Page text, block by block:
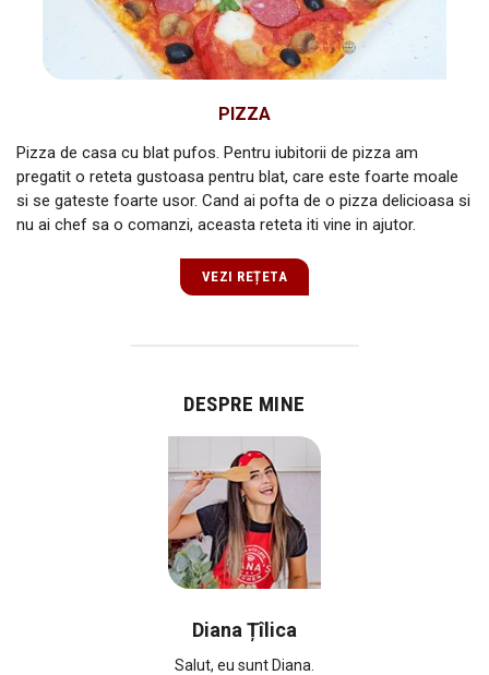
PIZZA
Pizza de casa cu blat pufos. Pentru iubitorii de pizza am
pregatit o reteta gustoasa pentru blat, care este foarte moale
si se gateste foarte usor. Cand ai pofta de o pizza delicioasa si
nu ai chef sa o comanzi, aceasta reteta iti vine in ajutor.
VEZI REȚETA
DESPRE MINE
Diana Țîlica
Salut, eu sunt Diana.